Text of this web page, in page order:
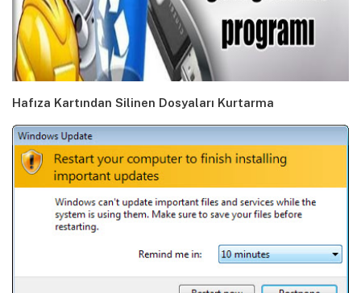
Hafıza Kartından Silinen Dosyaları Kurtarma